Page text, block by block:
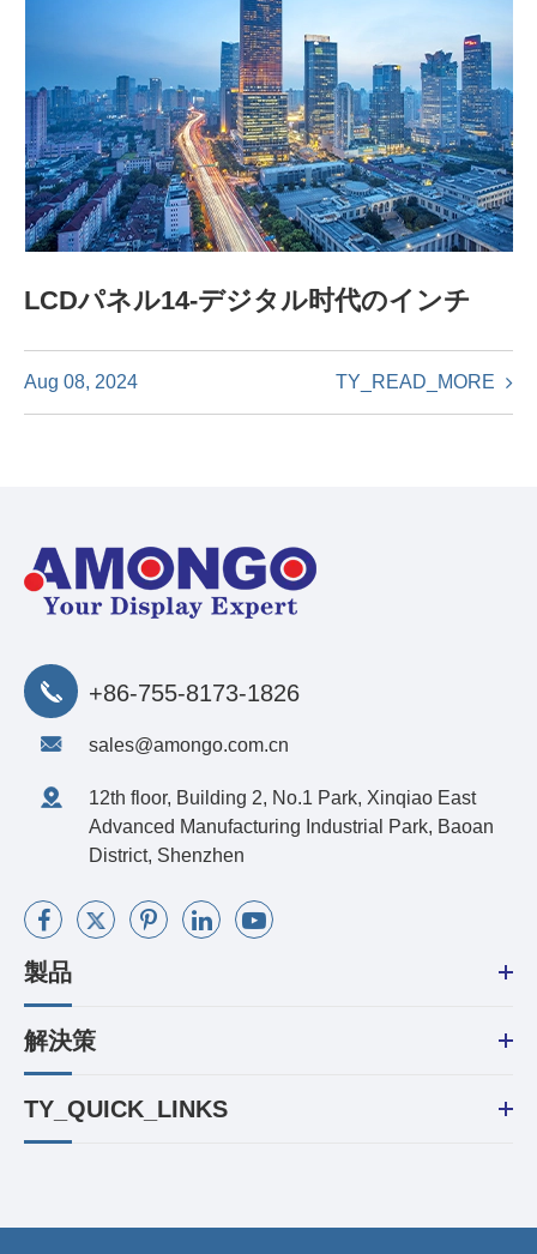
LCDパネル14-デジタル时代のインチ
Aug 08, 2024 TY_READ_MORE
+86-755-8173-1826
sales@amongo.com.cn
12th floor, Building 2, No.1 Park, Xinqiao East
Advanced Manufacturing Industrial Park, Baoan
District, Shenzhen
製品
解決策
TY_QUICK_LINKS